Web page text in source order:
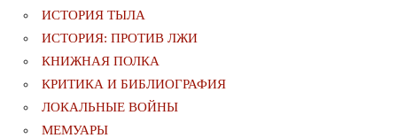
ИСТОРИЯ ТЫЛА
ИСТОРИЯ: ПРОТИВ ЛЖИ
КНИЖНАЯ ПОЛКА
КРИТИКА И БИБЛИОГРАФИЯ
ЛОКАЛЬНЫЕ ВОЙНЫ
МЕМУАРЫ